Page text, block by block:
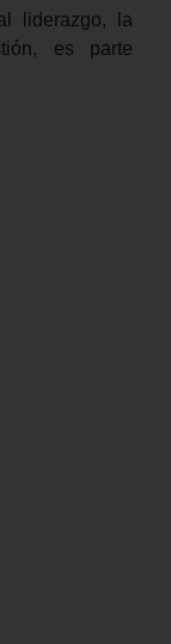
liderazgo, la
es parte